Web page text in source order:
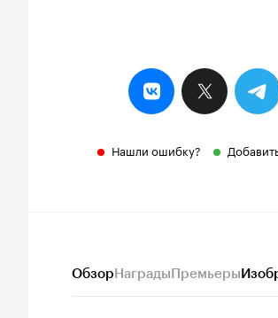
Нашли ошибку?
ОбзорНаградыПремьеры